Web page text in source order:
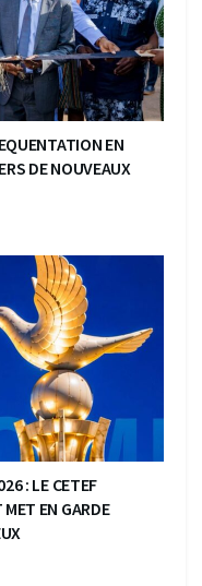
EN
DE NOUVEAUX
: LE CETEF
EN GARDE